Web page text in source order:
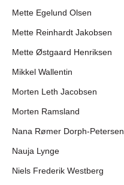
Mette Egelund Olsen
Mette Reinhardt Jakobsen
Mette Østgaard Henriksen
Mikkel Wallentin
Morten Leth Jacobsen
Morten Ramsland
Nana Rømer Dorph-Petersen
Nauja Lynge
Niels Frederik Westberg